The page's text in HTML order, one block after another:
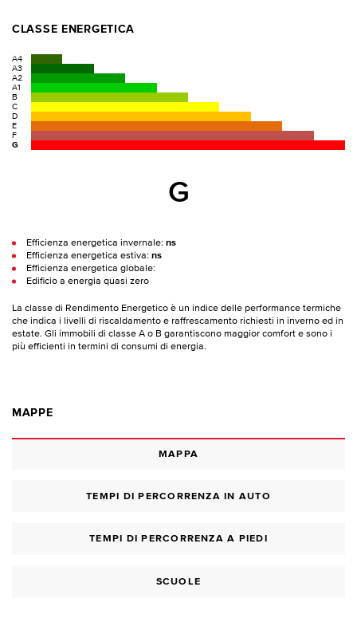
CLASSE ENERGETICA
A4
A3
A2
A1
B
C
D
E
F
G
G
Efficienza energetica invernale: ns
Efficienza energetica estiva: ns
Efficienza energetica globale:
Edificio a energia quasi zero
La classe di Rendimento Energetico è un indice delle performance termiche
che indica i livelli di riscaldamento e raffrescamento richiesti in inverno ed in
estate. Gli immobili di classe A o B garantiscono maggior comfort e sono i
più efficienti in termini di consumi di energia.
MAPPE
MAPPA
TEMPI DI PERCORRENZA IN AUTO
TEMPI DI PERCORRENZA A PIEDI
SCUOLE